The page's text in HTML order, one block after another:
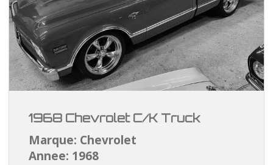
1968 Chevrolet C/K Truck
Marque: Chevrolet
Annee: 1968